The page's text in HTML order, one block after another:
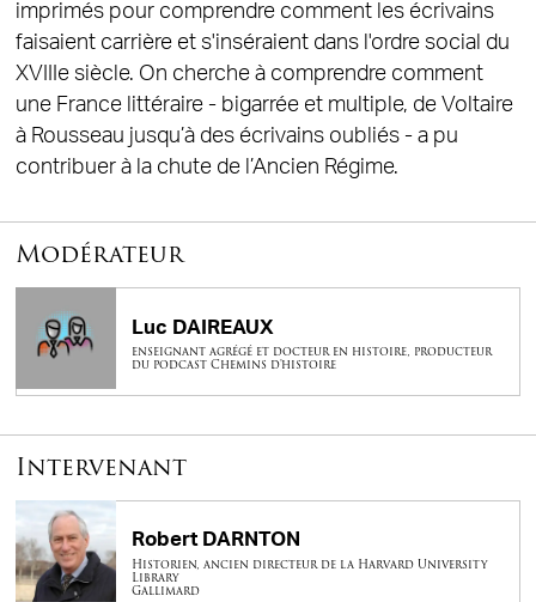
imprimés pour comprendre comment les écrivains
faisaient carrière et s'inséraient dans l'ordre social du
XVIIIe siècle. On cherche à comprendre comment
une France littéraire - bigarrée et multiple, de Voltaire
à Rousseau jusqu’à des écrivains oubliés - a pu
contribuer à la chute de l’Ancien Régime.
Modérateur
Luc DAIREAUX
enseignant agrégé et docteur en histoire, producteur
du podcast Chemins d'histoire
Intervenant
Robert DARNTON
Historien, ancien directeur de la Harvard University
Library
Gallimard